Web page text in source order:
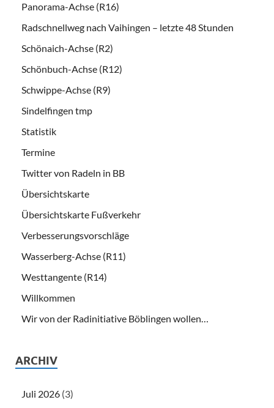
Panorama-Achse (R16)
Radschnellweg nach Vaihingen – letzte 48 Stunden
Schönaich-Achse (R2)
Schönbuch-Achse (R12)
Schwippe-Achse (R9)
Sindelfingen tmp
Statistik
Termine
Twitter von Radeln in BB
Übersichtskarte
Übersichtskarte Fußverkehr
Verbesserungsvorschläge
Wasserberg-Achse (R11)
Westtangente (R14)
Willkommen
Wir von der Radinitiative Böblingen wollen…
ARCHIV
Juli 2026 (3)